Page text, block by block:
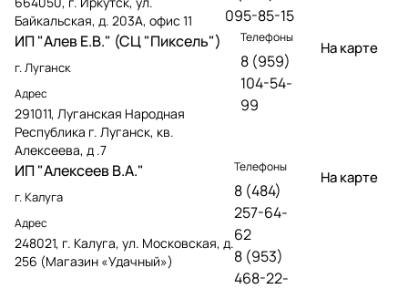
Байкальская, д. 203А, офис 11
095-85-15
ИП "Алев Е.В." (СЦ "Пиксель")
г. Луганск
Адрес
291011, Луганская Народная
Республика г. Луганск, кв.
Алексеева, д .7
Телефоны
8 (959)
104-54-
99
На карте
ИП "Алексеев В.А."
г. Калуга
Адрес
248021, г. Калуга, ул. Московская, д.
256 (Магазин «Удачный»)
Телефоны
8 (484)
257-64-
62
8 (953)
468-22-
На карте